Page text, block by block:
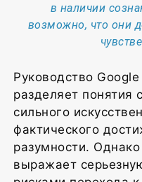
в наличии
возможно, что они
Руководство
разделяет понятия
сильного
фактического
разумности. Однако
выражает